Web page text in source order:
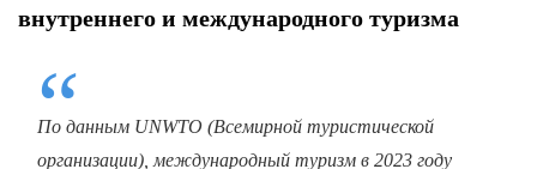
внутреннего и международного туризма
По данным UNWTO (Всемирной туристической
организации), международный туризм в 2023 году